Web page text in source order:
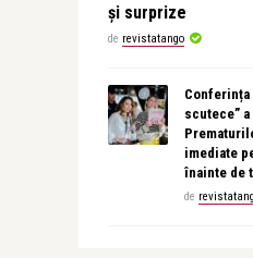
și surprize
de revistatango
Conferința
scutece”
imediate
înainte de
de